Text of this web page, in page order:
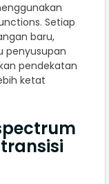
Setiap
baru,
penyusupan
pendekatan
ketat